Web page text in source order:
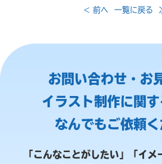
< 前へ 一覧に戻る
お問い合わせ・お
イラスト制作に関
なんでもご依頼く
「こんなことがしたい」「イメ